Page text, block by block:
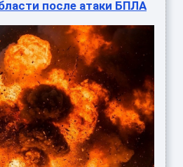
после атаки БПЛА